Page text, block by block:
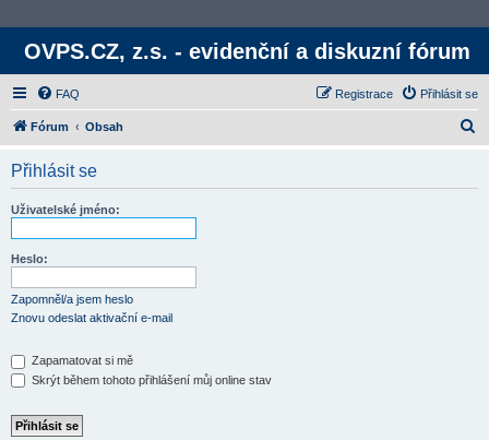
OVPS.CZ, z.s. - evidenční a diskuzní fórum
FAQ Přihlásit se
Registrace
Fórum Obsah
Přihlásit se
Uživatelské jméno:
Heslo:
Zapomněl/a jsem heslo
Znovu odeslat aktivační e-mail
Zapamatovat si mě
Skrýt během tohoto přihlášení můj online stav